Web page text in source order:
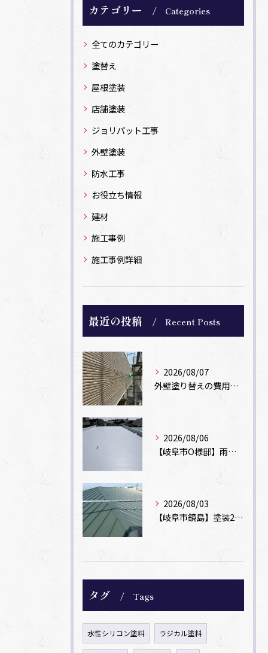
カテゴリー Categories
全てのカテゴリー
塗替え
屋根塗装
店舗塗装
ジョリパット工事
外壁塗装
防水工事
お役立ち情報
建材
施工事例
施工事例詳細
最近の投稿 Recent Posts
2026/08/07
外壁塗り替えの費用相場は？坪数別の価格目安と安く抑えるコツ【一級塗装士解説】
2026/08/06
【岐阜市O様邸】雨漏りを解消！塩ビシート機械固定工法による屋根防水工事
2026/08/03
【岐阜市鏡島】塗装2回のカラーベスト屋根をカバー工法でガルバリウム鋼板に改修！
タグ Tags
水性シリコン塗料 ラジカル塗料